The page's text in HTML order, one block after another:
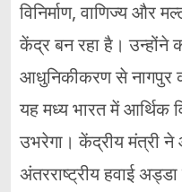
विनिर्माण, वाणिज्य और
केंद्र बन रहा है। उन्होंने
आधुनिकीकरण से नागपुर
यह मध्य भारत में आर्थिक
उभरेगा। केंद्रीय मंत्री
अंतरराष्ट्रीय हवाई